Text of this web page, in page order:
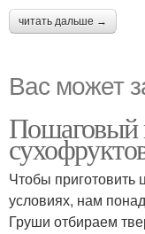
читать дальше →
Вас может
Пошаговый
Чтобы приготовить
условиях, нам
Груши отбираем